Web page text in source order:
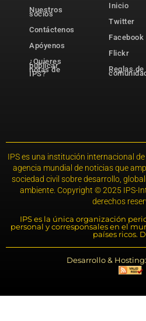
Nuestros
socios
Contáctenos
Apóyenos
¿Quieres
publicar
notas de
IPS?
Inicio
Twitter
Facebook
Flickr
Reglas de
comunidad
IPS es una institución internacional
agencia mundial de noticias que
sociedad civil sobre desarrollo,
ambiente. Copyright © 2025 IPS-
derechos
IPS es la única organización
personal y corresponsales en el
países ricos.
Desarrollo &